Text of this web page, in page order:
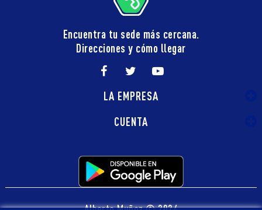
Encuentra tu sede más cercana.
Direcciones y cómo llegar
LA EMPRESA
CUENTA